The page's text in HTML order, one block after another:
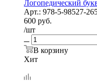
Логопедический
Арт.: 978-5-98527-
600 руб.
/шт
В корзину
Хит